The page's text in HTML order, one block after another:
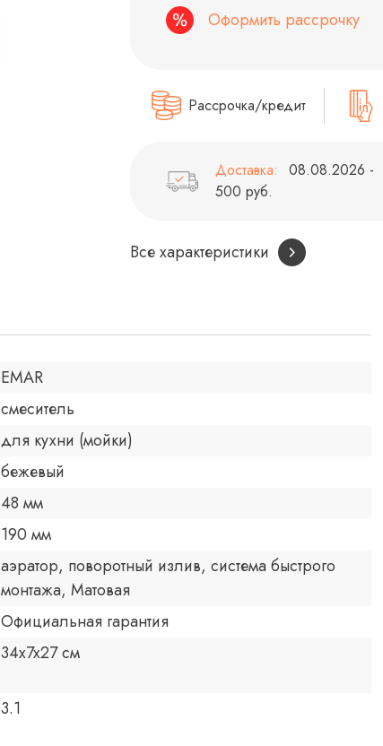
Оформить рассрочку
Рассрочка/кредит
Доставка:
08.08.2026 -
500 руб.
Все характеристики
EMAR
смеситель
для кухни (мойки)
бежевый
48 мм
190 мм
аэратор, поворотный излив, система быстрого
монтажа, Матовая
Официальная гарантия
34x7x27 см
3.1